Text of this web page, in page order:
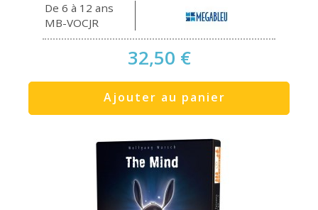
De 6 à 12 ans
MB-VOCJR
32,50 €
Ajouter au panier